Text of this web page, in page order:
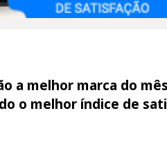
a melhor marca do
o melhor índice de